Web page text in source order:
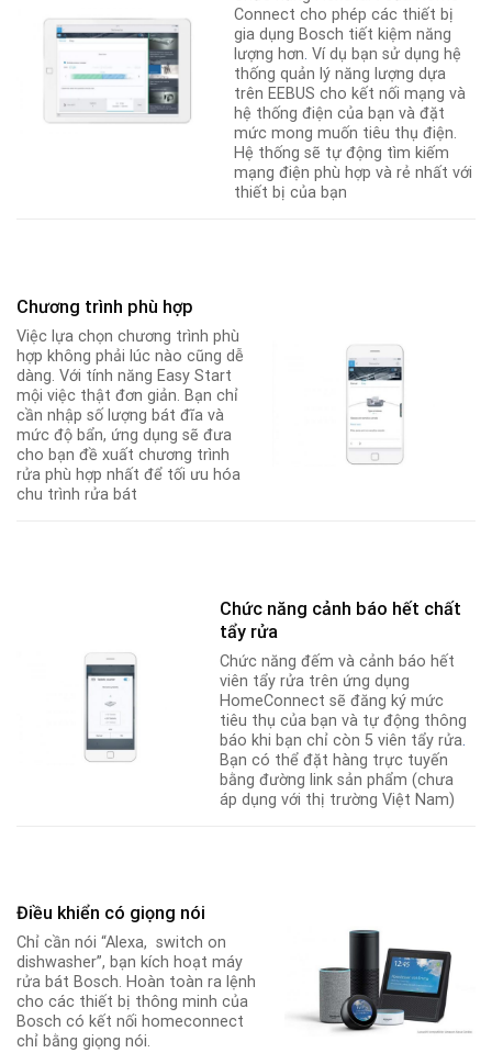
Connect cho phép các thiết bị
gia dụng Bosch tiết kiệm năng
lượng hơn. Ví dụ bạn sử dụng hệ
thống quản lý năng lượng dựa
trên EEBUS cho kết nối mạng và
hệ thống điện của bạn và đặt
mức mong muốn tiêu thụ điện.
Hệ thống sẽ tự động tìm kiếm
mạng điện phù hợp và rẻ nhất với
thiết bị của bạn
Chương trình phù hợp
Việc lựa chọn chương trình phù
hợp không phải lúc nào cũng dễ
dàng. Với tính năng Easy Start
mội việc thật đơn giản. Bạn chỉ
cần nhập số lượng bát đĩa và
mức độ bẩn, ứng dụng sẽ đưa
cho bạn đề xuất chương trình
rửa phù hợp nhất để tối ưu hóa
chu trình rửa bát
Chức năng cảnh báo hết chất
tẩy rửa
Chức năng đếm và cảnh báo hết
viên tẩy rửa trên ứng dụng
HomeConnect sẽ đăng ký mức
tiêu thụ của bạn và tự động thông
báo khi bạn chỉ còn 5 viên tẩy rửa.
Bạn có thể đặt hàng trực tuyến
bằng đường link sản phẩm (chưa
áp dụng với thị trường Việt Nam)
Điều khiển có giọng nói
Chỉ cần nói “Alexa, switch on
dishwasher”, bạn kích hoạt máy
rửa bát Bosch. Hoàn toàn ra lệnh
cho các thiết bị thông minh của
Bosch có kết nối homeconnect
chỉ bằng giọng nói.